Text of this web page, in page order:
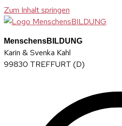
Zum Inhalt springen
MenschensBILDUNG
Karin & Svenka Kahl
99830 TREFFURT (D)